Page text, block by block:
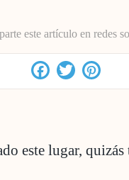
este artículo en redes
Facebook
Twitter
este lugar, quizás